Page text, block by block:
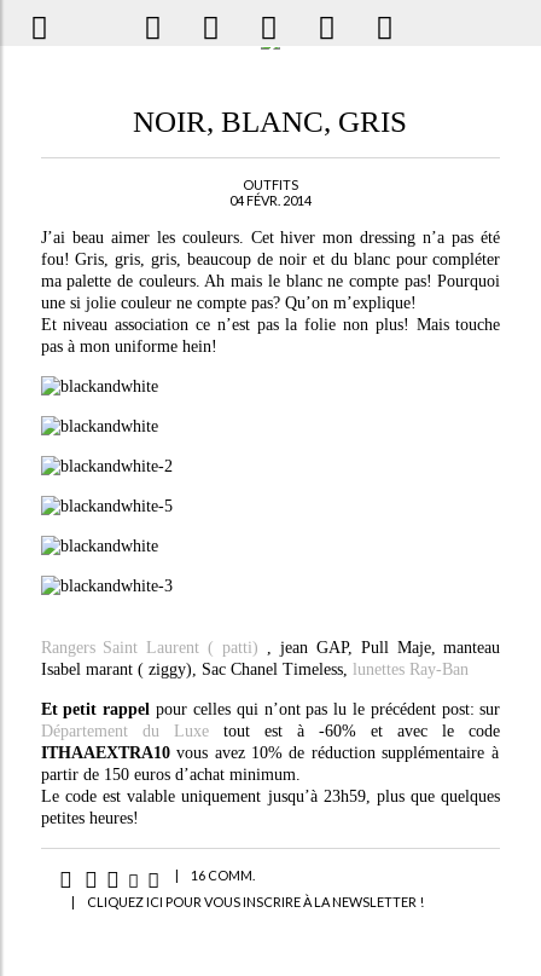
NOIR, BLANC, GRIS
OUTFITS
04 FÉVR. 2014
J’ai beau aimer les couleurs. Cet hiver mon dressing n’a pas été
fou! Gris, gris, gris, beaucoup de noir et du blanc pour compléter
ma palette de couleurs. Ah mais le blanc ne compte pas! Pourquoi
une si jolie couleur ne compte pas? Qu’on m’explique!
Et niveau association ce n’est pas la folie non plus! Mais touche
pas à mon uniforme hein!
Rangers Saint Laurent ( patti) , jean GAP, Pull Maje, manteau
Isabel marant ( ziggy), Sac Chanel Timeless, lunettes Ray-Ban
Et petit rappel pour celles qui n’ont pas lu le précédent post: sur
Département du Luxetout est à -60% et avec le code
ITHAAEXTRA10vous avez 10% de réduction supplémentaire à
partir de 150 euros d’achat minimum.
Le code est valable uniquement jusqu’à 23h59, plus que quelques
petites heures!
|
16 COMM.
|
CLIQUEZ ICI POUR VOUS INSCRIRE À LA NEWSLETTER !